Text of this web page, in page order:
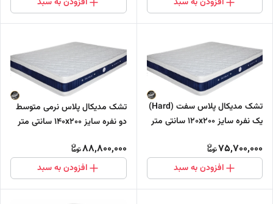
تشک مدیکال پلاس سفت (Hard)
یک نفره سایز 120x200 سانتی متر
بدون فنر)
75,700,000
افزودن به سبد
تشک مدیکال پلاس نرمی متوسط
دو نفره سایز 140x200 سانتی متر
بدون فنر)
88,800,000
افزودن به سبد